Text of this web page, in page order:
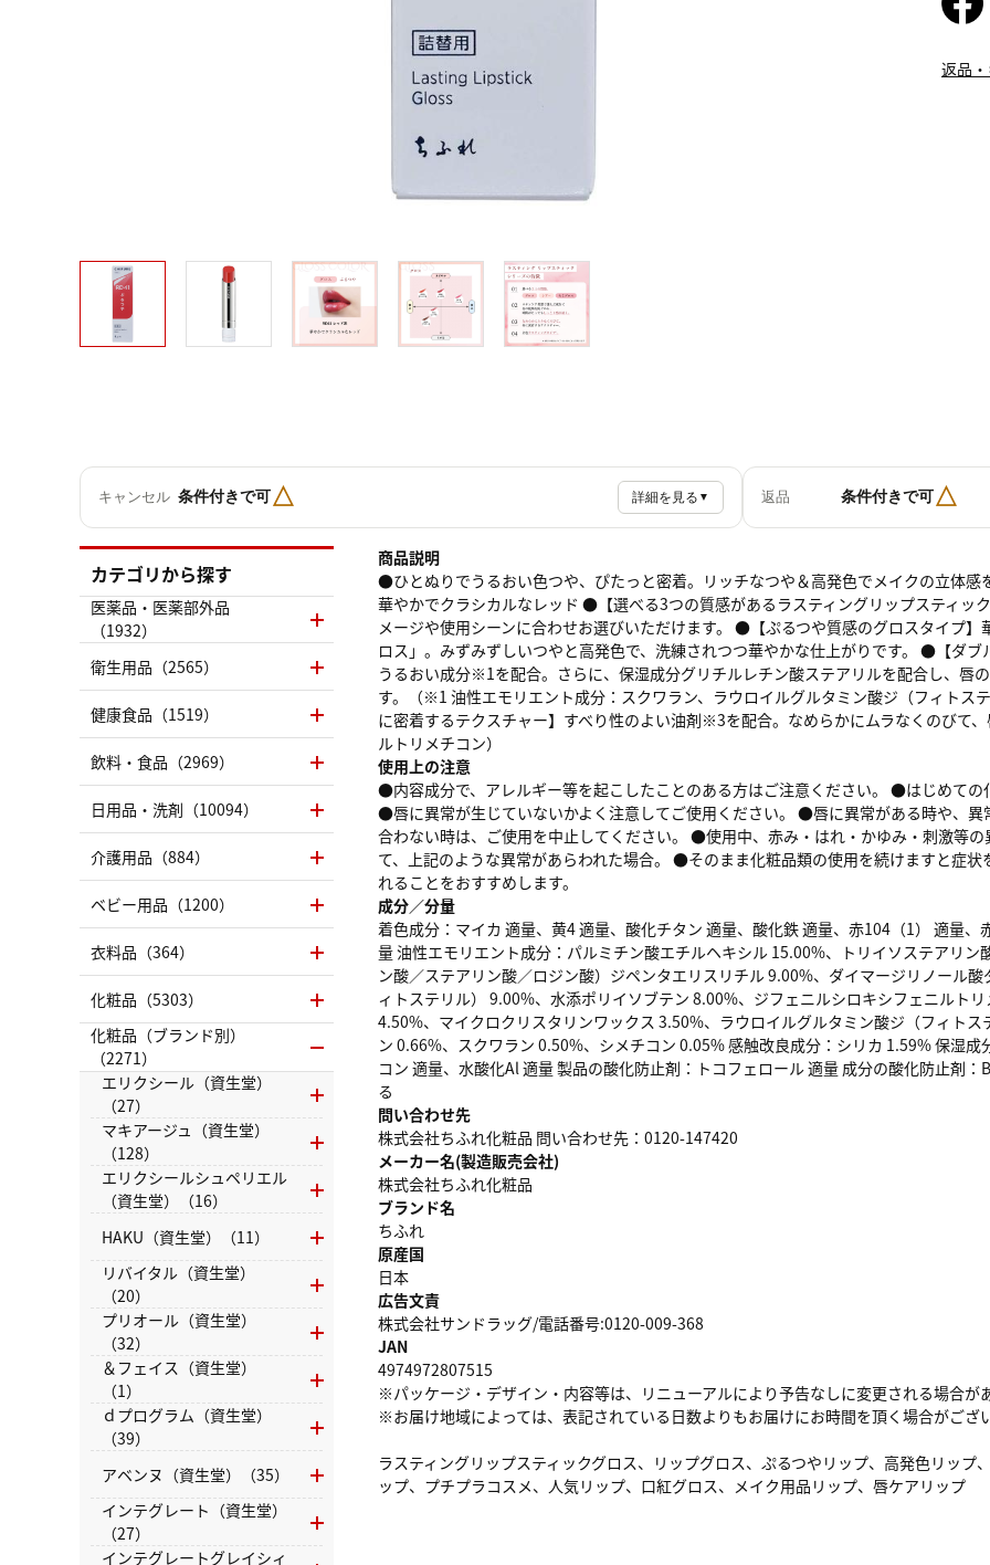
返品
キャンセル 条件付きで可△ 詳細を見る ▼ 返品 条件付きで可△
商品説明
●ひとぬりでうるおい色つや、ぴたっと密着。リッチなつや＆高発色でメイクの立体
華やかでクラシカルなレッド ●【選べる3つの質感があるラスティングリップスティッ
メージや使用シーンに合わせお選びいただけます。 ●【ぷるつや質感のグロスタイプ
ロス」。みずみずしいつやと高発色で、洗練されつつ華やかな仕上がりです。 ●【ダ
うるおい成分※1を配合。さらに、保湿成分グリチルレチン酸ステアリルを配合し、唇
す。（※1 油性エモリエント成分：スクワラン、ラウロイルグルタミン酸ジ（フィト
に密着するテクスチャー】すべり性のよい油剤※3を配合。なめらかにムラなくのびて
ルトリメチコン）
使用上の注意
●内容成分で、アレルギー等を起こしたことのある方はご注意ください。 ●はじめての
●唇に異常が生じていないかよく注意してご使用ください。 ●唇に異常がある時や、
合わない時は、ご使用を中止してください。 ●使用中、赤み・はれ・かゆみ・刺激等
て、上記のような異常があらわれた場合。 ●そのまま化粧品類の使用を続けますと症
れることをおすすめします。
成分／分量
着色成分：マイカ 適量、黄4 適量、酸化チタン 適量、酸化鉄 適量、赤104（1） 適量
量 油性エモリエント成分：パルミチン酸エチルヘキシル 15.00%、トリイソステアリ
ン酸／ステアリン酸／ロジン酸）ジペンタエリスリチル 9.00%、ダイマージリノール
ィトステリル） 9.00%、水添ポリイソブテン 8.00%、ジフェニルシロキシフェニルト
4.50%、マイクロクリスタリンワックス 3.50%、ラウロイルグルタミン酸ジ（フィト
ン 0.66%、スクワラン 0.50%、シメチコン 0.05% 感触改良成分：シリカ 1.59% 保湿
コン 適量、水酸化Al 適量 製品の酸化防止剤：トコフェロール 適量 成分の酸化防止剤
る
問い合わせ先
株式会社ちふれ化粧品 問い合わせ先：0120-147420
メーカー名(製造販売会社)
株式会社ちふれ化粧品
ブランド名
ちふれ
原産国
日本
広告文責
株式会社サンドラッグ/電話番号:0120-009-368
JAN
4974972807515
※パッケージ・デザイン・内容等は、リニューアルにより予告なしに変更される場合が
※お届け地域によっては、表記されている日数よりもお届けにお時間を頂く場合がござい
ラスティングリップスティックグロス、リップグロス、ぷるつやリップ、高発色リッ
ップ、プチプラコスメ、人気リップ、口紅グロス、メイク用品リップ、唇ケアリップ
カテゴリから探す
医薬品・医薬部外品
（1932）
衛生用品（2565）
健康食品（1519）
飲料・食品（2969）
日用品・洗剤（10094）
介護用品（884）
ベビー用品（1200）
衣料品（364）
化粧品（5303）
化粧品（ブランド別）
（2271）
エリクシール（資生堂）
（27）
マキアージュ（資生堂）
（128）
エリクシールシュペリエル
（資生堂）（16）
HAKU（資生堂）（11）
リバイタル（資生堂）
（20）
プリオール（資生堂）
（32）
＆フェイス（資生堂）
（1）
ｄプログラム（資生堂）
（39）
アベンヌ（資生堂）（35）
インテグレート（資生堂）
（27）
インテグレートグレイシィ